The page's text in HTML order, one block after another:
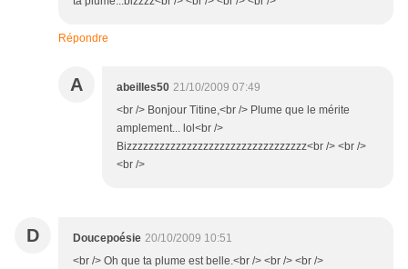
Répondre
A abeilles50 21/10/2009 07:49
<br /> Bonjour Titine,<br /> Plume que le mérite
amplement... lol<br />
Bizzzzzzzzzzzzzzzzzzzzzzzzzzzzzzzzz<br /> <br />
<br />
D Doucepoésie 20/10/2009 10:51
<br /> Oh que ta plume est belle.<br /> <br /> <br />